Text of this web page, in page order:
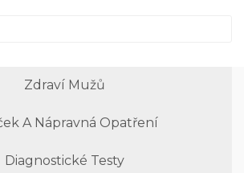
Zdraví Mužů
A Nápravná Opatření
Diagnostické Testy